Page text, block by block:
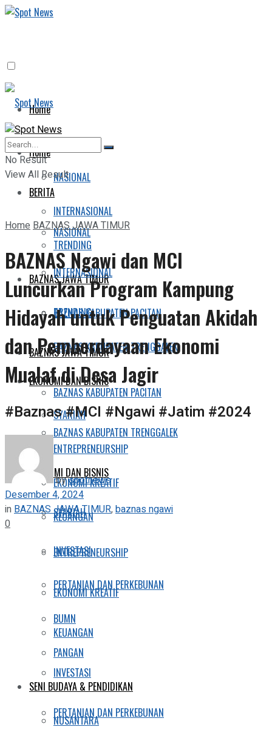
Home
BERITA
NASIONAL
INTERNASIONAL
TRENDING
BAZNAS JAWA TIMUR
BAZNAS KABUPATEN PACITAN
BAZNAS KABUPATEN TRENGGALEK
EKONOMI DAN BISNIS
SYARIAH
ENTREPRENEURSHIP
EKONOMI KREATIF
KEUANGAN
INVESTASI
PERTANIAN DAN PERKEBUNAN
BUMN
PANGAN
SENI BUDAYA & PENDIDIKAN
NUSANTARA
Home
BERITA
NASIONAL
INTERNASIONAL
TRENDING
BAZNAS JAWA TIMUR
BAZNAS KABUPATEN PACITAN
BAZNAS KABUPATEN TRENGGALEK
EKONOMI DAN BISNIS
SYARIAH
ENTREPRENEURSHIP
EKONOMI KREATIF
KEUANGAN
INVESTASI
PERTANIAN DAN PERKEBUNAN
No Result
View All Result
HomeBAZNAS JAWA TIMUR
BAZNAS Ngawi dan MCI
Luncurkan Program Kampung
Hidayah untuk Penguatan Akidah
dan Pemberdayaan Ekonomi
Mualaf di Desa Jagir
#Baznas #MCI #Ngawi #Jatim #2024
byspotnews
Desember 4, 2024
in BAZNAS JAWA TIMUR,baznas ngawi
0